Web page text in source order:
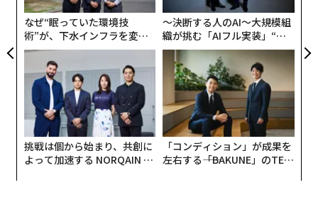
なぜ“眠っていた環境技
術”が、下水インフラを変え
たのか──産総研×月島JFE
アクアソリューションの10年
〜決断する人のAI〜大規模組
織が挑む「AIフル実装」“使
う”企業から“動く”企業へ【N
TTドコモビジネス×PwC】
挑戦は個から始まり、共創に
よって加速する NORQAIN JA
「コンディション」が成果を
左右する――「BAKUNE」のTEN